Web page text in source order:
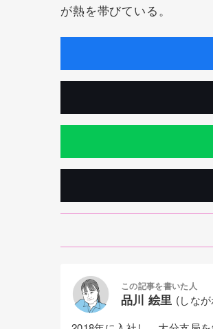
が熱を帯びている。
この記事を書いた人
品川 絵里 (しな